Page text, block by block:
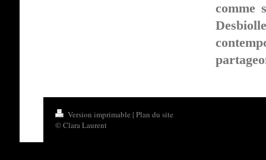
comme
Version imprimable | Plan du site
© Clara Laurent